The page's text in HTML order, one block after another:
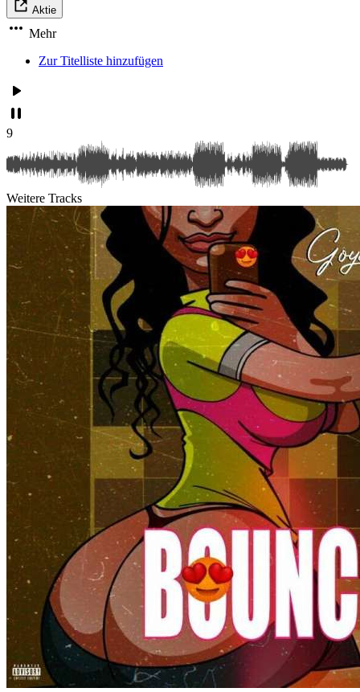
Aktie
Mehr
Zur Titelliste hinzufügen
9
Weitere Tracks